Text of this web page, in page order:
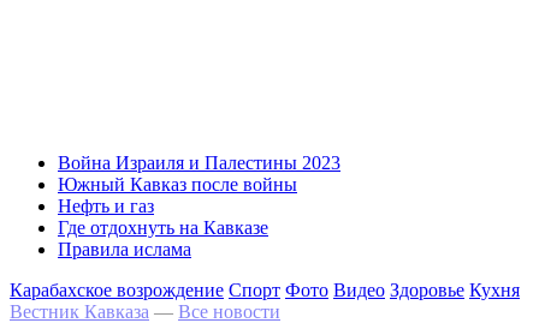
Война Израиля и Палестины 2023
Южный Кавказ после войны
Нефть и газ
Где отдохнуть на Кавказе
Правила ислама
Карабахское возрождение Спорт Фото Видео Здоровье Кухня
Вестник Кавказа — Все новости